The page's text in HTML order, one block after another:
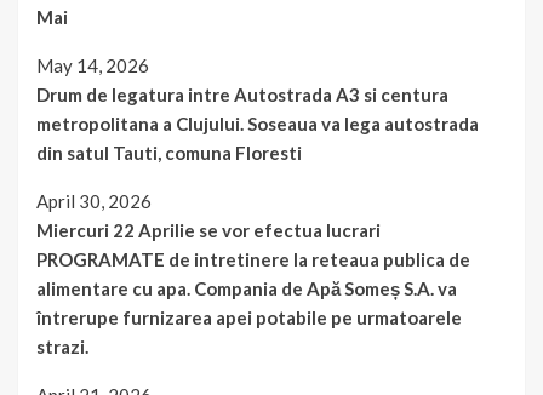
Mai
May 14, 2026
Drum de legatura intre Autostrada A3 si centura
metropolitana a Clujului. Soseaua va lega autostrada
din satul Tauti, comuna Floresti
April 30, 2026
Miercuri 22 Aprilie se vor efectua lucrari
PROGRAMATE de intretinere la reteaua publica de
alimentare cu apa. Compania de Apă Someș S.A. va
întrerupe furnizarea apei potabile pe urmatoarele
strazi.